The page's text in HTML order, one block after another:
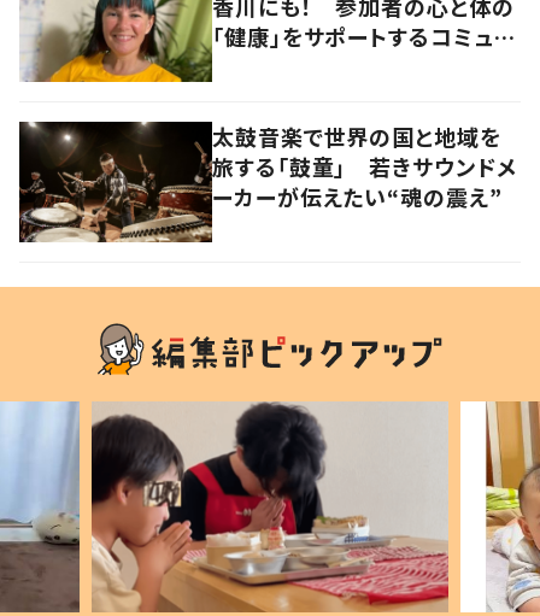
「健康」をサポートするコミュニ
太鼓音楽で世界の国と地域を
旅する「鼓童」 若きサウンドメ
ーカーが伝えたい“魂の震え”